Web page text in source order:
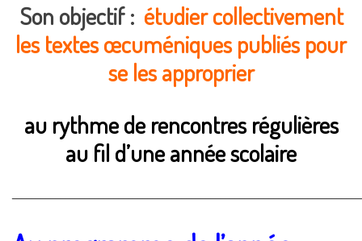
Son objectif : étudier collectivement
les textes œcuméniques publiés pour
se les approprier
au rythme de rencontres régulières
au fil d’une année scolaire